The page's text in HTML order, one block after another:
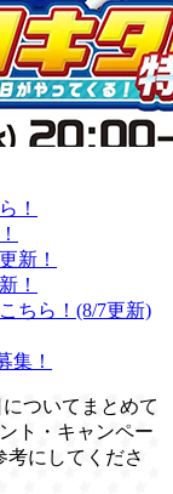
！
新！
！
ちら！(8/7更新)
集！
ついてまとめて
ト・キャンペー
考にしてくださ